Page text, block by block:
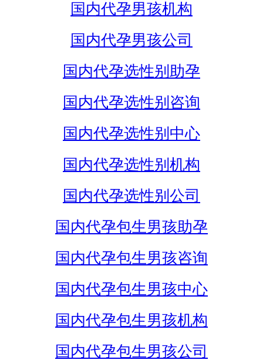
国内代孕男孩机构
国内代孕男孩公司
国内代孕选性别助孕
国内代孕选性别咨询
国内代孕选性别中心
国内代孕选性别机构
国内代孕选性别公司
国内代孕包生男孩助孕
国内代孕包生男孩咨询
国内代孕包生男孩中心
国内代孕包生男孩机构
国内代孕包生男孩公司